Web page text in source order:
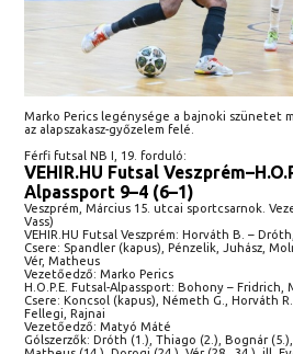
Marko Perics legénysége a bajnoki szünetet
az alapszakasz-győzelem felé.
Férfi futsal NB I, 19. forduló:
VEHIR.HU Futsal
Alpassport 9–4 (6–1)
Veszprém, Március 15. utcai sportcsarnok.
Vass)
VEHIR.HU Futsal Veszprém: Horváth B. –
Csere: Spandler (kapus), Pénzelik, Juhász,
Vér, Matheus
Vezetőedző: Marko Perics
H.O.P.E. Futsal-Alpassport: Bohony – Fridrich,
Csere: Koncsol (kapus), Németh G., Horváth
Fellegi, Rajnai
Vezetőedző: Matyó Máté
Gólszerzők: Dróth (1.), Thiago (2.), Bognár